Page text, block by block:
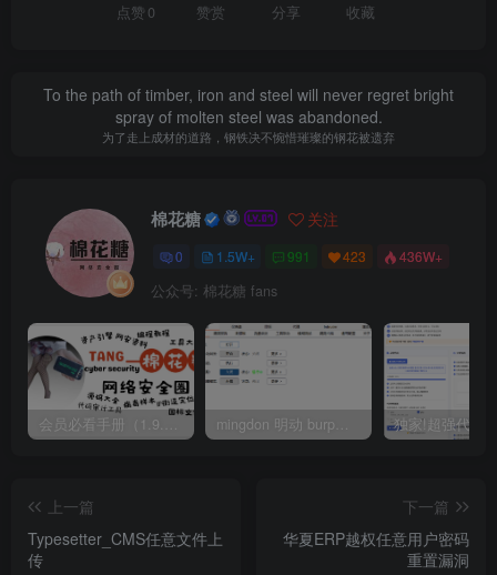
点赞 0 赞赏 分享 收藏
To the path of timber, iron and steel will never regret bright
spray of molten steel was abandoned.
为了走上成材的道路，钢铁决不惋惜璀璨的钢花被遗弃
棉花糖 关注
0 1.5W+ 991 423 436W+
公众号: 棉花糖 fans
会员必看手册（1.9.0版本 26.4.5更新） mingdon 明动 burp插件0.2.6版本 本地时间校验去除版
上一篇
Typesetter_CMS任意文件上
传
下一篇
华夏ERP越权任意用户密码
重置漏洞